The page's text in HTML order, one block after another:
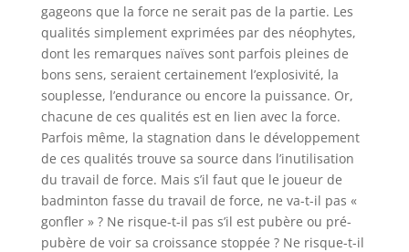
gageons que la force ne serait pas de la partie. Les
qualités simplement exprimées par des néophytes,
dont les remarques naïves sont parfois pleines de
bons sens, seraient certainement l’explosivité, la
souplesse, l’endurance ou encore la puissance. Or,
chacune de ces qualités est en lien avec la force.
Parfois même, la stagnation dans le développement
de ces qualités trouve sa source dans l’inutilisation
du travail de force. Mais s’il faut que le joueur de
badminton fasse du travail de force, ne va-t-il pas «
gonfler » ? Ne risque-t-il pas s’il est pubère ou pré-
pubère de voir sa croissance stoppée ? Ne risque-t-il